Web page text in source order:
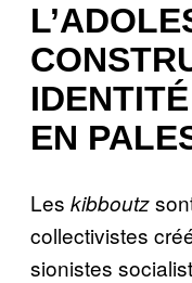
EN
Les kibboutz
collectivistes
sionistes